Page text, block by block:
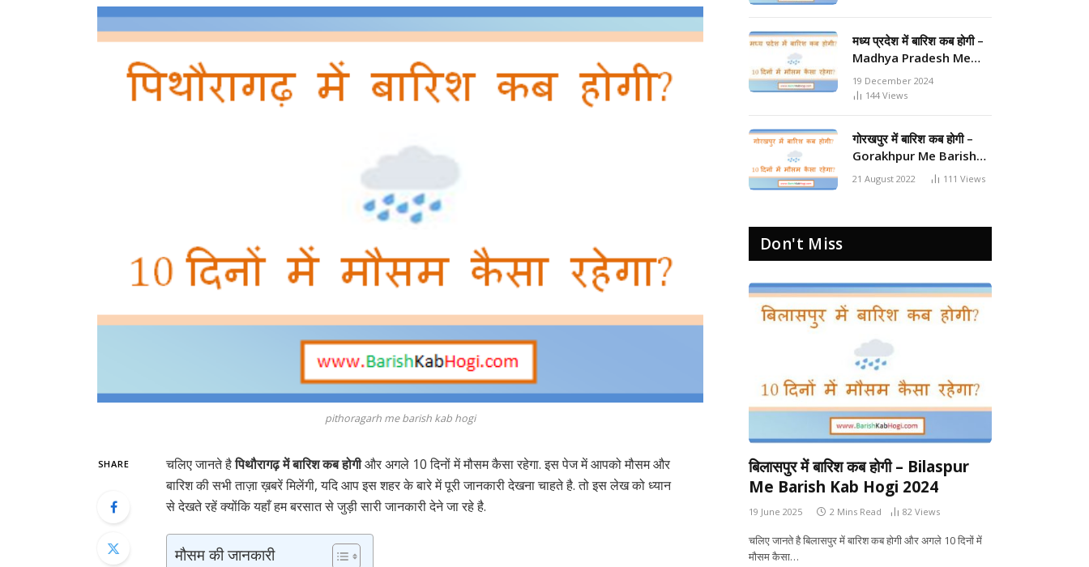
pithoragarh me barish kab hogi
SHARE चलिए जानते हैपिथौरागढ़ में बारिश कब होगीऔर अगले 10 दिनों में मौसम कैसा रहेगा. इस पेज में आपको मौसम और
बारिश की सभी ताज़ा ख़बरें मिलेंगी, यदि आप इस शहर के बारे में पूरी जानकारी देखना चाहते है. तो इस लेख को ध्यान
से देखते रहें क्योंकि यहाँ हम बरसात से जुड़ी सारी जानकारी देने जा रहे है.
मौसम की जानकारी
मध्य प्रदेश में बारिश कब होगी –
Madhya Pradesh Me
Barish Kab Hogi 2024
19 December 2024
144 Views
गोरखपुर में बारिश कब होगी –
Gorakhpur Me Barish
Kab Hogi 2024
21 August 2022 111 Views
Don't Miss
बिलासपुर में बारिश कब होगी – Bilaspur
Me Barish Kab Hogi 2024
19 June 2025 2 Mins Read 82 Views
चलिए जानते है बिलासपुर में बारिश कब होगी और अगले 10 दिनों में
मौसम कैसा…